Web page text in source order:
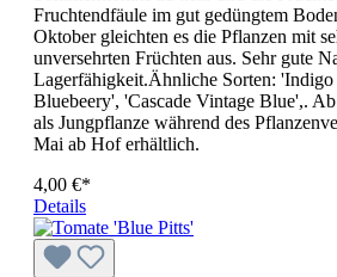
Fruchtendfäule im gut gedüngtem
Oktober gleichten es die Pflanzen mit
unversehrten Früchten aus. Sehr gute
Lagerfähigkeit.Ähnliche Sorten:
Bluebeery', 'Cascade Vintage Blue',.
als Jungpflanze während des
Mai ab Hof erhältlich.
4,00 €*
Details